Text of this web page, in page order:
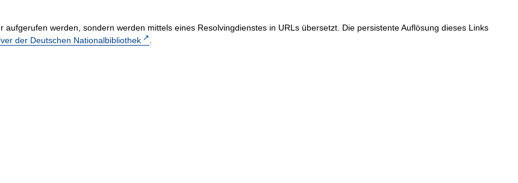
aufgerufen werden, sondern werden mittels eines Resolvingdienstes in URLs übersetzt. Die persistente Auflösung dieses Links
der Deutschen Nationalbibliothek .